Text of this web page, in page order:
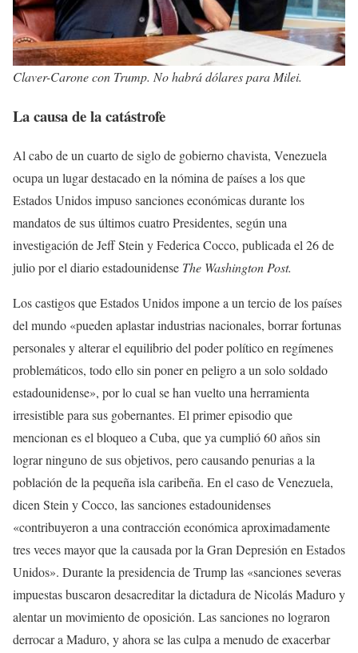
Claver-Carone con Trump. No habrá dólares para Milei.
La causa de la catástrofe
Al cabo de un cuarto de siglo de gobierno chavista, Venezuela
ocupa un lugar destacado en la nómina de países a los que
Estados Unidos impuso sanciones económicas durante los
mandatos de sus últimos cuatro Presidentes, según una
investigación de Jeff Stein y Federica Cocco, publicada el 26 de
julio por el diario estadounidense The Washington Post.
Los castigos que Estados Unidos impone a un tercio de los países
del mundo «pueden aplastar industrias nacionales, borrar fortunas
personales y alterar el equilibrio del poder político en regímenes
problemáticos, todo ello sin poner en peligro a un solo soldado
estadounidense», por lo cual se han vuelto una herramienta
irresistible para sus gobernantes. El primer episodio que
mencionan es el bloqueo a Cuba, que ya cumplió 60 años sin
lograr ninguno de sus objetivos, pero causando penurias a la
población de la pequeña isla caribeña. En el caso de Venezuela,
dicen Stein y Cocco, las sanciones estadounidenses
«contribuyeron a una contracción económica aproximadamente
tres veces mayor que la causada por la Gran Depresión en Estados
Unidos». Durante la presidencia de Trump las «sanciones severas
impuestas buscaron desacreditar la dictadura de Nicolás Maduro y
alentar un movimiento de oposición. Las sanciones no lograron
derrocar a Maduro, y ahora se las culpa a menudo de exacerbar